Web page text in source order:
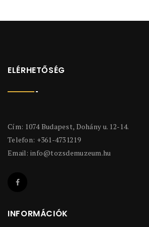
ELÉRHETŐSÉG
Cím: 1074 Budapest, Dohány u. 12-14.
Telefon: +361-4731219
Email: info@tozsdemuzeum.hu
INFORMÁCIÓK